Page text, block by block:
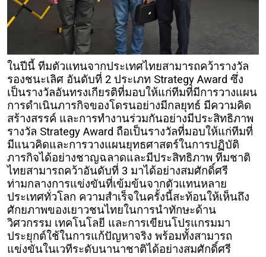
ในปีนี้ ทีมตัวแทนจากประเทศไทยสามารถคว้ารางวัล
รองชนะเลิศ อันดับที่ 2 ประเภท Strategy Award ซึ่ง
เป็นรางวัลอันทรงเกียรติที่มอบให้แก่ทีมที่มีการวางแผน
การดำเนินภารกิจของโดรนอย่างมีกลยุทธ์ มีความคิด
สร้างสรรค์ และการทำงานร่วมกันอย่างมีประสิทธิภาพ
รางวัล Strategy Award ถือเป็นรางวัลที่มอบให้แก่ทีมที่
มีแนวคิดและการวางแผนยุทธศาสตร์ในการปฏิบัติ
ภารกิจได้อย่างชาญฉลาดและมีประสิทธิภาพ ทีมชาติ
ไทยสามารถคว้าอันดับที่ 3 มาได้อย่างสมศักดิ์ศรี
ท่ามกลางการแข่งขันที่เข้มข้นจากตัวแทนหลาย
ประเทศทั่วโลก ความสำเร็จในครั้งนี้สะท้อนให้เห็นถึง
ศักยภาพของเยาวชนไทยในการนำทักษะด้าน
วิศวกรรม เทคโนโลยี และการเขียนโปรแกรมมา
ประยุกต์ใช้ในการแก้ปัญหาจริง พร้อมทั้งสามารถ
แข่งขันในเวทีระดับนานาชาติได้อย่างสมศักดิ์ศรี